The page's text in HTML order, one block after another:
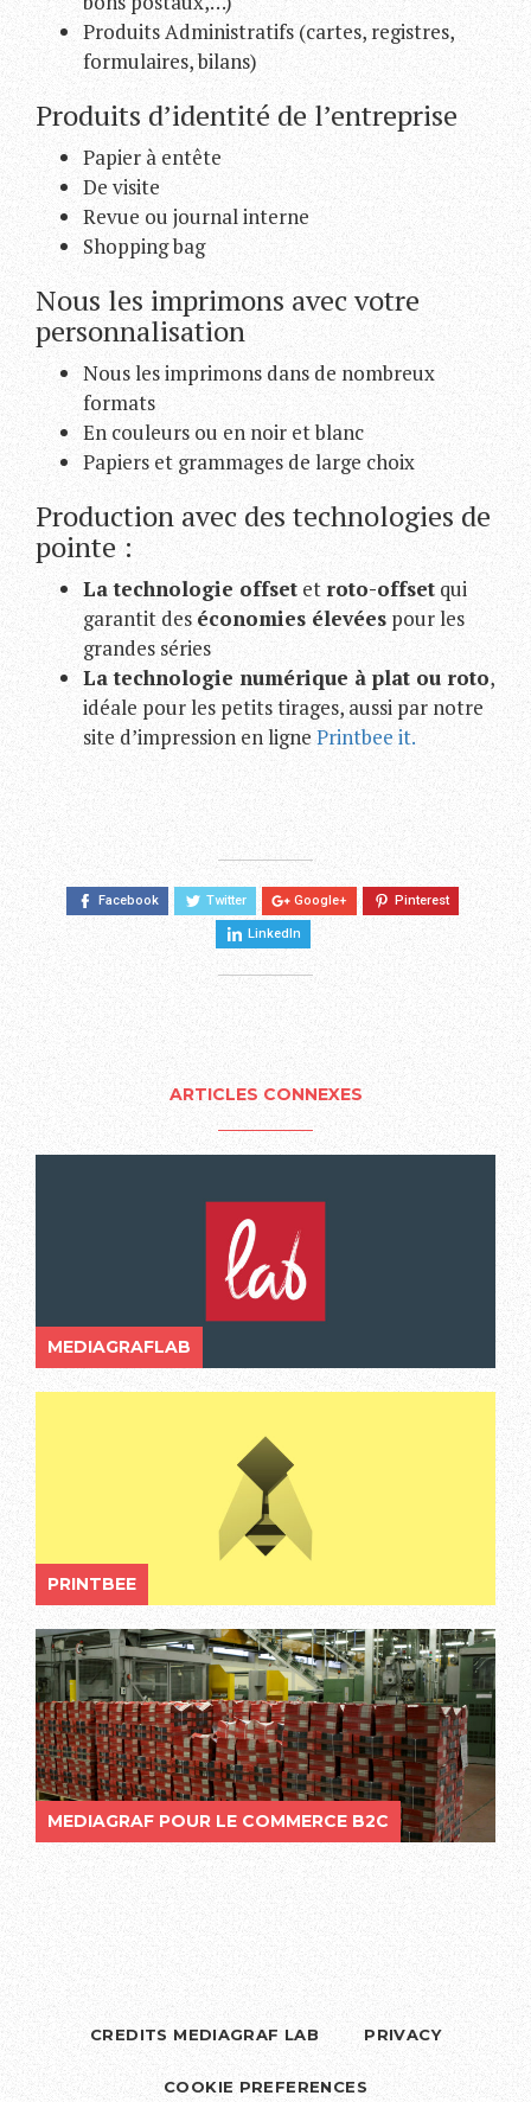
Produits Administratifs (cartes, registres,
formulaires, bilans)
Produits d’identité de l’entreprise
Papier à entête
De visite
Revue ou journal interne
Shopping bag
Nous les imprimons avec votre
personnalisation
Nous les imprimons dans de nombreux
formats
En couleurs ou en noir et blanc
Papiers et grammages de large choix
Production avec des technologies de
pointe :
La technologie offset etroto-offset qui
garantit deséconomies élevées pour les
grandes séries
La technologie numérique à plat ou roto,
idéale pour les petits tirages, aussi par notre
site d’impression en lignePrintbee it.
Facebook Twitter Google+ Pinterest
LinkedIn
ARTICLES CONNEXES
MEDIAGRAFLAB
PRINTBEE
MEDIAGRAF POUR LE COMMERCE B2C
CREDITS MEDIAGRAF LAB PRIVACY
COOKIE PREFERENCES